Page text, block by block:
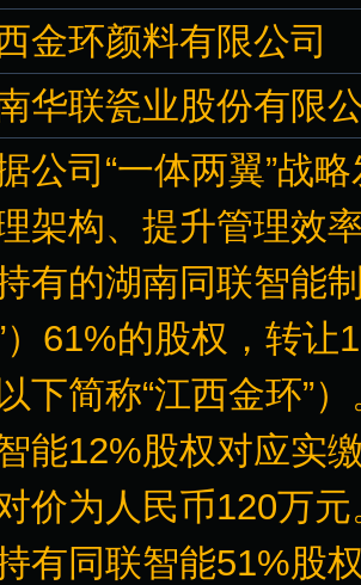
金环颜料有限公司
华联瓷业股份有限
公司“一体两翼”战
架构、提升管理效
有的湖南同联智能
）61%的股权，转
以下简称“江西金环”
能12%股权对应实
价为人民币120万
有同联智能51%股